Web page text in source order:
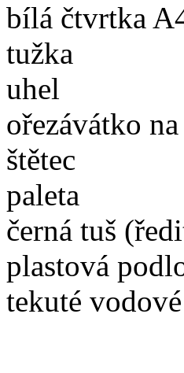
bílá čtvrtka
tužka
uhel
ořezávátko
štětec
paleta
černá tuš
plastová
tekuté